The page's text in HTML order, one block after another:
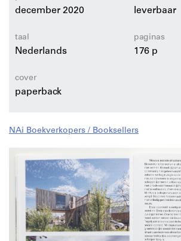
spelen woningbouwcorporaties,
december 2020 leverbaar
taal
Nederlands
paginas
176 p
cover
paperback
NAi Boekverkopers / Booksellers